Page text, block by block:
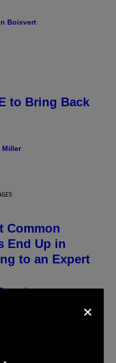
Boisvert
to Bring Back
Miller
Common
End Up in
to an Expert
IMAGES
×